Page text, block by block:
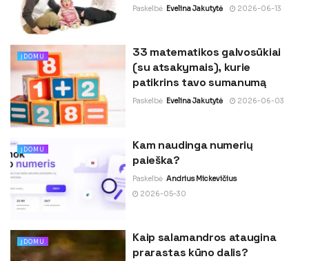
Paskelbė Evelina Jakutytė 2026-06-13
ĮDOMU
33 matematikos galvosūkiai
(su atsakymais), kurie
patikrins tavo sumanumą
Paskelbė Evelina Jakutytė 2026-06-03
ĮDOMU
Kam naudinga numerių
paieška?
Paskelbė Andrius Mickevičius
2026-05-30
ĮDOMU
Kaip salamandros ataugina
prarastas kūno dalis?